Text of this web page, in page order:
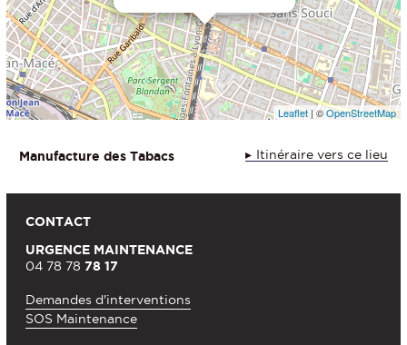
Leaflet | ©OpenStreetMap
Itinéraire vers ce lieu
Manufacture des Tabacs
CONTACT
URGENCE MAINTENANCE
04 78 78 78 17
Demandes d'interventions
SOS Maintenance